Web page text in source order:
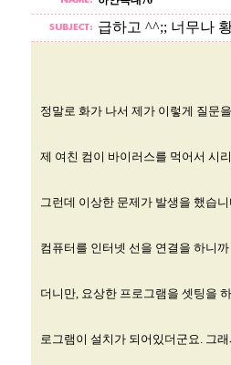
급하고 ^^;; 너무나
정말로 화가 나서 제가 이렇게 질문
제 여친 컴이 바이러스를 먹어서 시
그런데 이상한 문제가 발생을 했습
컴퓨터를 인터넷 선을 연결을 하니
더니만, 요상한 프로그램을 셋팅을
로그램이 설치가 되어있더군요. 그